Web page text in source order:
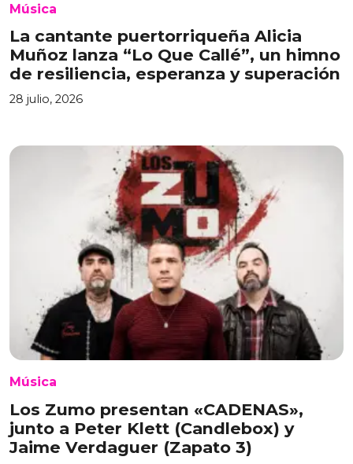
Música
La cantante puertorriqueña Alicia
Muñoz lanza “Lo Que Callé”, un himno
de resiliencia, esperanza y superación
28 julio, 2026
Música
Los Zumo presentan «CADENAS»,
junto a Peter Klett (Candlebox) y
Jaime Verdaguer (Zapato 3)